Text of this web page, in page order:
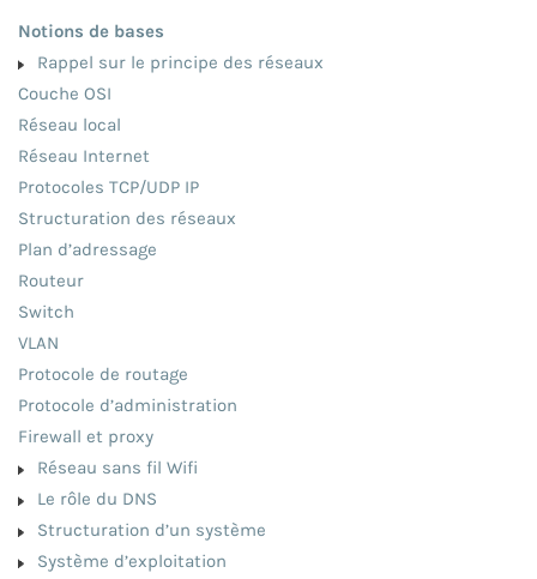
Notions de bases
Rappel sur le principe des réseaux
Couche OSI
Réseau local
Réseau Internet
Protocoles TCP/UDP IP
Structuration des réseaux
Plan d’adressage
Routeur
Switch
VLAN
Protocole de routage
Protocole d’administration
Firewall et proxy
Réseau sans fil Wifi
Le rôle du DNS
Structuration d’un système
Système d’exploitation